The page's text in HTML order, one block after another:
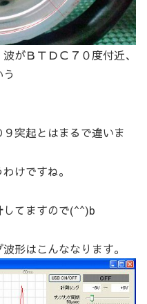
がＢＴＤＣ７０度付近、
突起とはまるで違いま
けですね。
てますので(^^)b
形はこんななります。